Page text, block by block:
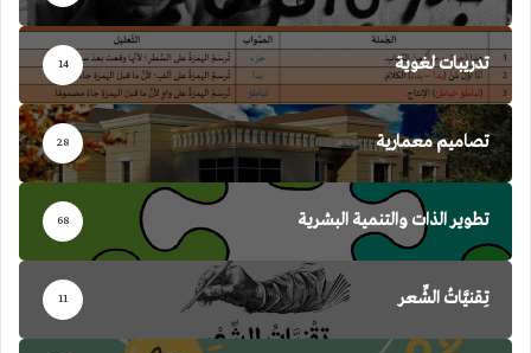
تدريبات لغوية 14
تصاميم معمارية 28
تطوير الذات والتنمية البشرية 68
تِقنيَّاتُ الشِّعر 11